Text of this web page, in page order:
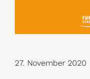
27. November 2020